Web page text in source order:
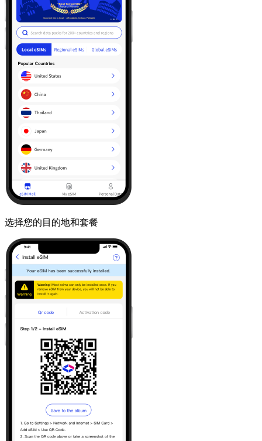
选择您的目的地和套餐